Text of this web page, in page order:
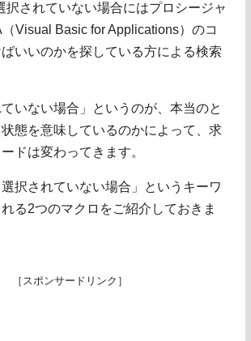
択されていない場合にはプロシージャ
Visual Basic for Applications）のコ
いいのかを探している方による検索
ていない場合」というのが、本当のと
態を意味しているのかによって、求
ドは変わってきます。
択されていない場合」というキーワ
る2つのマクロをご紹介しておきま
［スポンサードリンク］